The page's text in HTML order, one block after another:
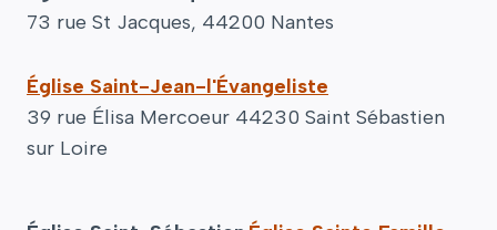
73 rue St Jacques, 44200 Nantes
Église Saint-Jean-l'Évangeliste
39 rue Élisa Mercoeur 44230 Saint Sébastien
sur Loire